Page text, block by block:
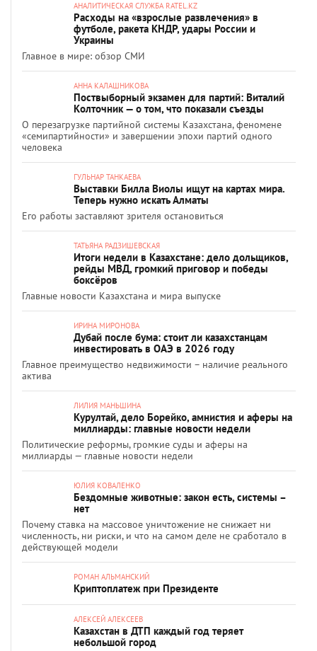
АНАЛИТИЧЕСКАЯ СЛУЖБА RATEL.KZ
Расходы на «взрослые развлечения» в
футболе, ракета КНДР, удары России и
Украины
Главное в мире: обзор СМИ
АННА КАЛАШНИКОВА
Поствыборный экзамен для партий: Виталий
Колточник — о том, что показали съезды
О перезагрузке партийной системы Казахстана, феномене
«семипартийности» и завершении эпохи партий одного
человека
ГУЛЬНАР ТАНКАЕВА
Выставки Билла Виолы ищут на картах мира.
Теперь нужно искать Алматы
Его работы заставляют зрителя остановиться
ТАТЬЯНА РАДЗИШЕВСКАЯ
Итоги недели в Казахстане: дело дольщиков,
рейды МВД, громкий приговор и победы
боксёров
Главные новости Казахстана и мира выпуске
ИРИНА МИРОНОВА
Дубай после бума: стоит ли казахстанцам
инвестировать в ОАЭ в 2026 году
Главное преимущество недвижимости – наличие реального
актива
ЛИЛИЯ МАНЬШИНА
Курултай, дело Борейко, амнистия и аферы на
миллиарды: главные новости недели
Политические реформы, громкие суды и аферы на
миллиарды — главные новости недели
ЮЛИЯ КОВАЛЕНКО
Бездомные животные: закон есть, системы –
нет
Почему ставка на массовое уничтожение не снижает ни
численность, ни риски, и что на самом деле не сработало в
действующей модели
РОМАН АЛЬМАНСКИЙ
Криптоплатеж при Президенте
АЛЕКСЕЙ АЛЕКСЕЕВ
Казахстан в ДТП каждый год теряет
небольшой город